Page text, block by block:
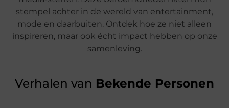
stempel achter in de wereld van entertainment,
mode en daarbuiten. Ontdek hoe ze niet alleen
inspireren, maar ook écht impact hebben op onze
samenleving.
Verhalen van Bekende Personen